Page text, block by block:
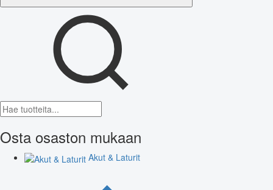
Osta osaston mukaan
Akut & Laturit